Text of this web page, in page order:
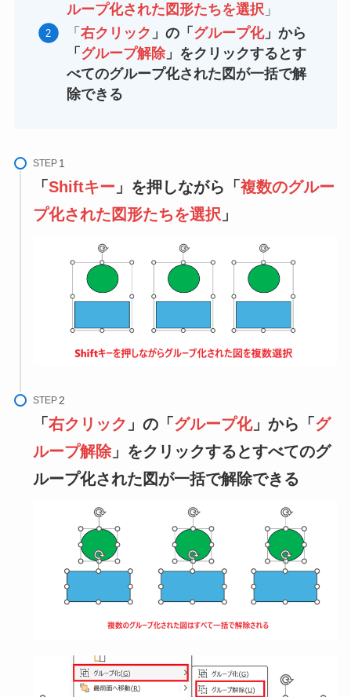
ループ化された図形たちを選択 」
「右クリック 」の「 グループ化」から
「 グループ解除」をクリックするとす
べてのグループ化された図が一括で解
除できる
STEP
「 Shiftキー 」を押しながら「 複数のグルー
プ化された図形たちを選択 」
STEP
「 右クリック 」の「 グループ化」から「 グ
ループ解除」をクリックするとすべてのグ
ループ化された図が一括で解除できる